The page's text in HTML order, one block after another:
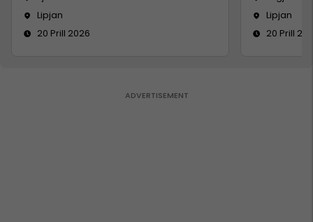
Lipjan
20 Prill 2026
Lipjan
20 Prill